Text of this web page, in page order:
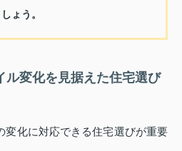
ょう。
ル変化を見据えた住宅選び
変化に対応できる住宅選びが重要